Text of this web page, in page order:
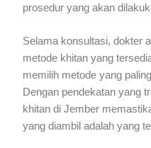
prosedur yang akan
Selama konsultasi, dokter
metode khitan yang
memilih metode yang
Dengan pendekatan yang
khitan di Jember
yang diambil adalah yang